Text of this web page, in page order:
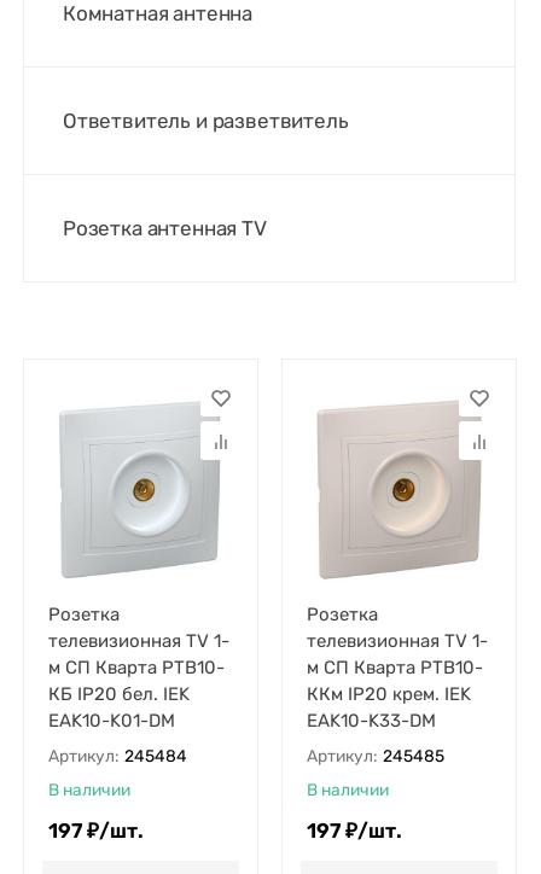
Комнатная антенна
Ответвитель и разветвитель
Розетка антенная TV
Розетка
телевизионная TV 1-
м СП Кварта РТВ10-
КБ IP20 бел. IEK
EAK10-K01-DM
Артикул: 245484
В наличии
197 ₽/шт.
Розетка
телевизионная TV 1-
м СП Кварта РТВ10-
ККм IP20 крем. IEK
EAK10-K33-DM
Артикул: 245485
В наличии
197 ₽/шт.